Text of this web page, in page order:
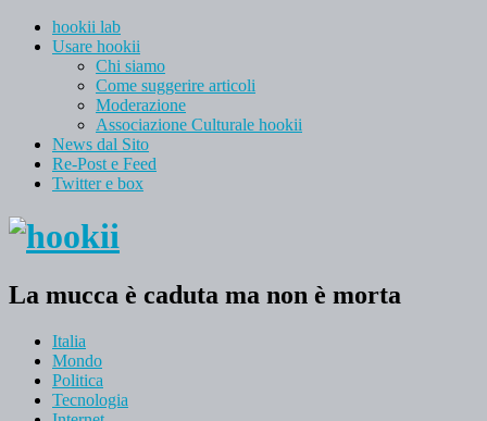
hookii lab
Usare hookii
Chi siamo
Come suggerire articoli
Moderazione
Associazione Culturale hookii
News dal Sito
Re-Post e Feed
Twitter e box
La mucca è caduta ma non è morta
Italia
Mondo
Politica
Tecnologia